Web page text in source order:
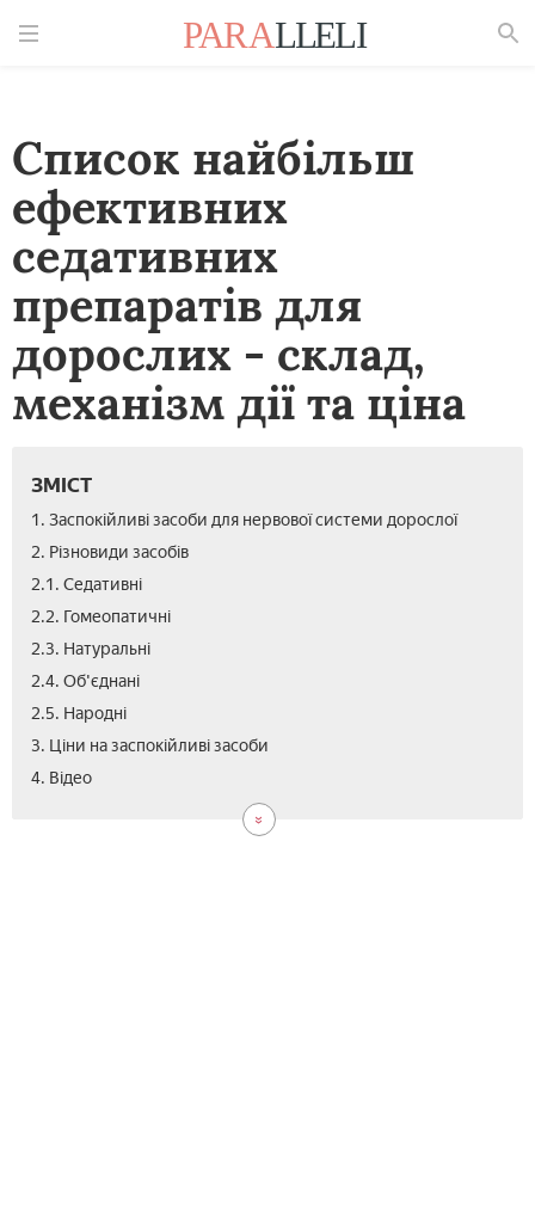
Список найбільш
ефективних
седативних
препаратів для
дорослих - склад,
механізм дії та ціна
ЗМІСТ
1. Заспокійливі засоби для нервової системи дорослої
2. Різновиди засобів
2.1. Седативні
2.2. Гомеопатичні
2.3. Натуральні
2.4. Об'єднані
2.5. Народні
3. Ціни на заспокійливі засоби
4. Відео